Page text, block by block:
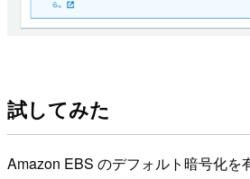
試してみた
Amazon EBS のデフォルト暗号化を